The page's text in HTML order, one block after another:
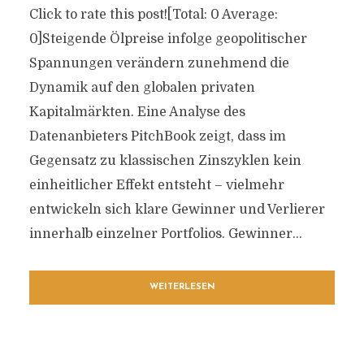
Click to rate this post![Total: 0 Average:
0]Steigende Ölpreise infolge geopolitischer
Spannungen verändern zunehmend die
Dynamik auf den globalen privaten
Kapitalmärkten. Eine Analyse des
Datenanbieters PitchBook zeigt, dass im
Gegensatz zu klassischen Zinszyklen kein
einheitlicher Effekt entsteht – vielmehr
entwickeln sich klare Gewinner und Verlierer
innerhalb einzelner Portfolios. Gewinner...
WEITERLESEN